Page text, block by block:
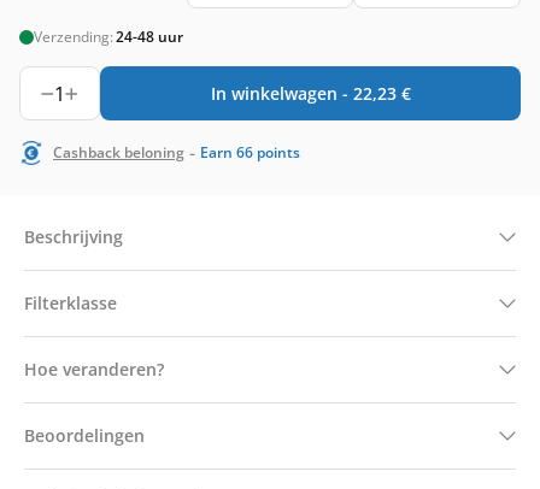
Verzending:24-48 uur
1 In winkelwagen - 22,23 €
Cashback beloning - Earn 66 points
Beschrijving
Filterklasse
Hoe veranderen?
Beoordelingen